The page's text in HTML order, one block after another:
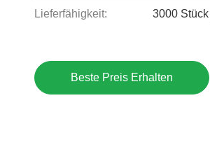
Lieferfähigkeit: 3000
Beste Preis Erhalten